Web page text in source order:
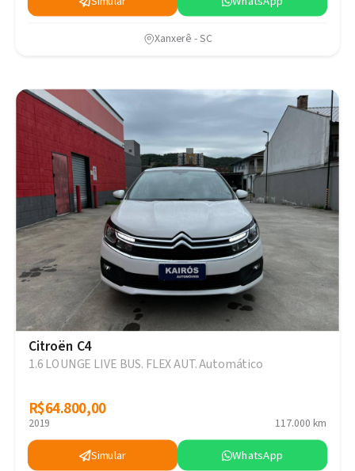
Xanxerê - SC
Citroën C4
1.6 LOUNGE LIVE BUS. FLEX AUT. Automático
R$64.800,00
R$64.800,00
2019 117.000 km
Simular WhatsApp